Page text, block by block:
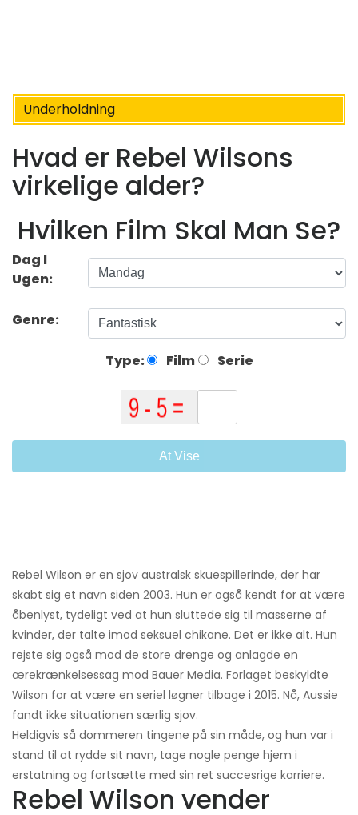
Underholdning
Hvad er Rebel Wilsons
virkelige alder?
Hvilken Film Skal Man Se?
Dag I
Ugen:
Genre:
Type: Film Serie
At Vise
Rebel Wilson er en sjov australsk skuespillerinde, der har
skabt sig et navn siden 2003. Hun er også kendt for at være
åbenlyst, tydeligt ved at hun sluttede sig til masserne af
kvinder, der talte imod seksuel chikane. Det er ikke alt. Hun
rejste sig også mod de store drenge og anlagde en
ærekrænkelsessag mod Bauer Media. Forlaget beskyldte
Wilson for at være en seriel løgner tilbage i 2015. Nå, Aussie
fandt ikke situationen særlig sjov.
Heldigvis så dommeren tingene på sin måde, og hun var i
stand til at rydde sit navn, tage nogle penge hjem i
erstatning og fortsætte med sin ret succesrige karriere.
Rebel Wilson vender